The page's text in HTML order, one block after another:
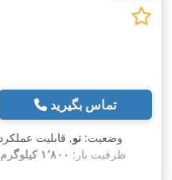
تماس بگیرید
وضعیت: نو, قابلیت
, ظرفیت بار: ۱٬۸۰۰ کیلوگرم